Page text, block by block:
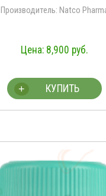
Производитель: Natco
8,900 руб.
КУПИТЬ
+